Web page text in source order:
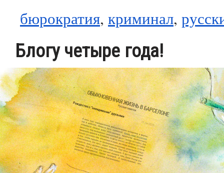
бюрократия, криминал,
Блогу четыре года!